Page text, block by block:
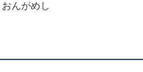
おんがめし